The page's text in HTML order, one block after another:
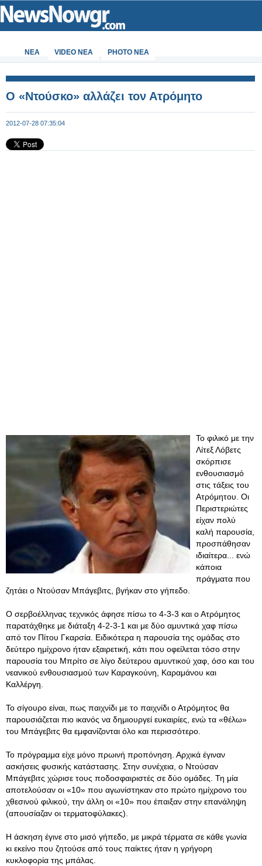
ΝΕΑ VIDEO NEA PHOTO NEA
Ο «Ντούσκο» αλλάζει τον Ατρόμητο
2012-07-28 07:35:04
Το φιλικό με την
Λίτεξ Λόβετς
σκόρπισε
ενθουσιασμό
στις τάξεις του
Ατρόμητου. Οι
Περιστεριώτες
είχαν πολύ
καλή παρουσία,
προσπάθησαν
ιδιαίτερα... ενώ
κάποια
πράγματα που
ζητάει ο Ντούσαν Μπάγεβιτς, βγήκαν στο γήπεδο.
Ο σερβοέλληνας τεχνικός άφησε πίσω το 4-3-3 και ο Ατρόμητος
παρατάχθηκε με διάταξη 4-2-3-1 και με δύο αμυντικά χαφ πίσω
από τον Πίτου Γκαρσία. Ειδικότερα η παρουσία της ομάδας στο
δεύτερο ημίχρονο ήταν εξαιρετική, κάτι που οφείλεται τόσο στην
παρουσία του Μπρίτο σε λίγο δεύτερου αμυντικού χαφ, όσο και του
νεανικού ενθουσιασμού των Καραγκούνη, Καραμάνου και
Καλλέργη.
Το σίγουρο είναι, πως παιχνίδι με το παιχνίδι ο Ατρόμητος θα
παρουσιάζεται πιο ικανός να δημιουργεί ευκαιρίες, ενώ τα «θέλω»
του Μπάγεβιτς θα εμφανίζονται όλο και περισσότερο.
Το πρόγραμμα είχε μόνο πρωινή προπόνηση. Αρχικά έγιναν
ασκήσεις φυσικής κατάστασης. Στην συνέχεια, ο Ντούσαν
Μπάγεβιτς χώρισε τους ποδοσφαιριστές σε δύο ομάδες. Τη μία
αποτελούσαν οι «10» που αγωνίστηκαν στο πρώτο ημίχρονο του
χθεσινού φιλικού, την άλλη οι «10» που έπαιξαν στην επανάληψη
(απουσίαζαν οι τερματοφύλακες).
Η άσκηση έγινε στο μισό γήπεδο, με μικρά τέρματα σε κάθε γωνία
κι εκείνο που ζητούσε από τους παίκτες ήταν η γρήγορη
κυκλοφορία της μπάλας.